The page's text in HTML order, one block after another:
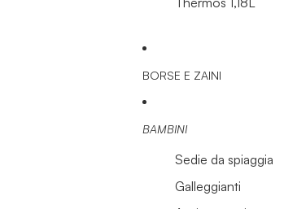
BORSE E ZAINI
BAMBINI
Sedie da spiaggia
Galleggianti